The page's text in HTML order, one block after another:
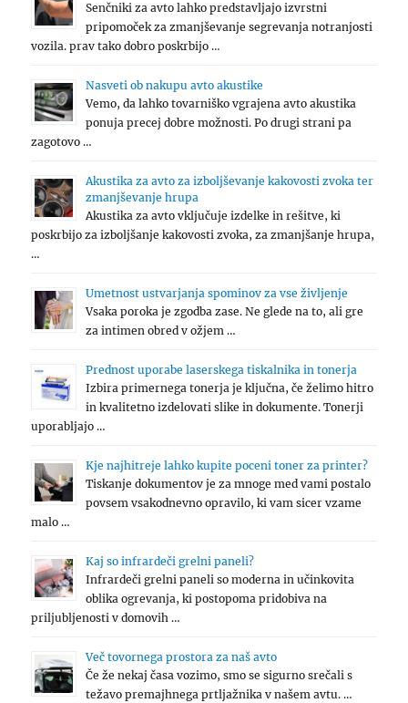
Senčniki za avto lahko predstavljajo izvrstni
pripomoček za zmanjševanje segrevanja notranjosti
vozila. prav tako dobro poskrbijo …
Nasveti ob nakupu avto akustike
Vemo, da lahko tovarniško vgrajena avto akustika
ponuja precej dobre možnosti. Po drugi strani pa
zagotovo …
Akustika za avto za izboljševanje kakovosti zvoka ter
zmanjševanje hrupa
Akustika za avto vključuje izdelke in rešitve, ki
poskrbijo za izboljšanje kakovosti zvoka, za zmanjšanje hrupa,
…
Umetnost ustvarjanja spominov za vse življenje
Vsaka poroka je zgodba zase. Ne glede na to, ali gre
za intimen obred v ožjem …
Prednost uporabe laserskega tiskalnika in tonerja
Izbira primernega tonerja je ključna, če želimo hitro
in kvalitetno izdelovati slike in dokumente. Tonerji
uporabljajo …
Kje najhitreje lahko kupite poceni toner za printer?
Tiskanje dokumentov je za mnoge med vami postalo
povsem vsakodnevno opravilo, ki vam sicer vzame
malo …
Kaj so infrardeči grelni paneli?
Infrardeči grelni paneli so moderna in učinkovita
oblika ogrevanja, ki postopoma pridobiva na
priljubljenosti v domovih …
Več tovornega prostora za naš avto
Če že nekaj časa vozimo, smo se sigurno srečali s
težavo premajhnega prtljažnika v našem avtu. …